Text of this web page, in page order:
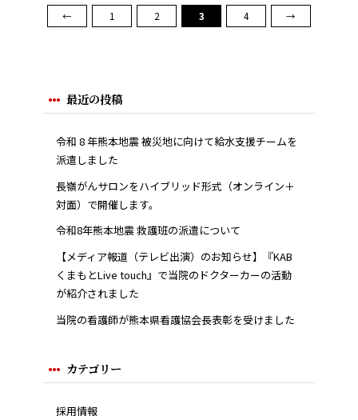
← 1 2 3 4 →
最近の投稿
令和 8 年熊本地震 被災地に向けて給水支援チームを
派遣しました
長嶺がんサロンをハイブリッド形式（オンライン＋
対面）で開催します。
令和8年熊本地震 救護班の派遣について
【メディア報道（テレビ出演）のお知らせ】『KAB
くまもとLive touch』で当院のドクターカーの活動
が紹介されました
当院の看護師が熊本県看護協会長表彰を受けました
カテゴリー
採用情報